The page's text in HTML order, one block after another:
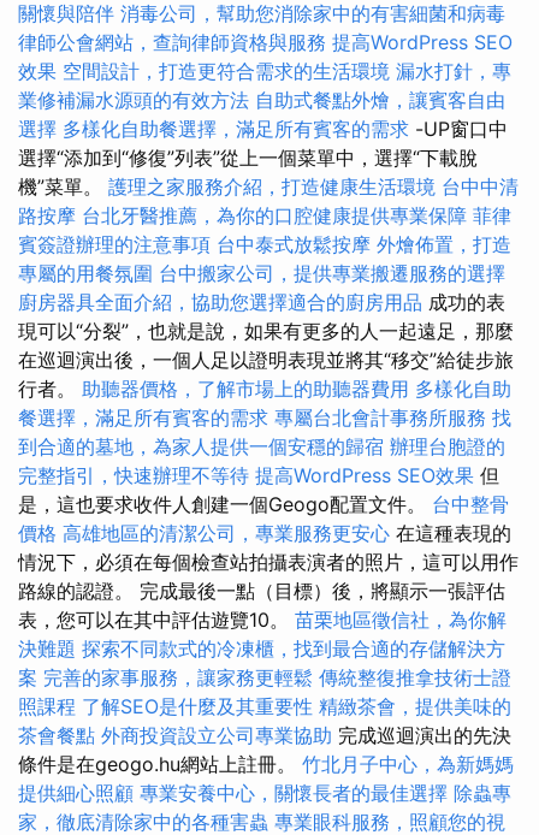
關懷與陪伴 消毒公司，幫助您消除家中的有害細菌和病毒
律師公會網站，查詢律師資格與服務 提高WordPress SEO
效果 空間設計，打造更符合需求的生活環境 漏水打針，專
業修補漏水源頭的有效方法 自助式餐點外燴，讓賓客自由
選擇 多樣化自助餐選擇，滿足所有賓客的需求 -UP窗口中
選擇“添加到“修復”列表”從上一個菜單中，選擇“下載脫
機”菜單。 護理之家服務介紹，打造健康生活環境 台中中清
路按摩 台北牙醫推薦，為你的口腔健康提供專業保障 菲律
賓簽證辦理的注意事項 台中泰式放鬆按摩 外燴佈置，打造
專屬的用餐氛圍 台中搬家公司，提供專業搬遷服務的選擇
廚房器具全面介紹，協助您選擇適合的廚房用品 成功的表
現可以“分裂”，也就是說，如果有更多的人一起遠足，那麼
在巡迴演出後，一個人足以證明表現並將其“移交”給徒步旅
行者。 助聽器價格，了解市場上的助聽器費用 多樣化自助
餐選擇，滿足所有賓客的需求 專屬台北會計事務所服務 找
到合適的墓地，為家人提供一個安穩的歸宿 辦理台胞證的
完整指引，快速辦理不等待 提高WordPress SEO效果 但
是，這也要求收件人創建一個Geogo配置文件。 台中整骨
價格 高雄地區的清潔公司，專業服務更安心 在這種表現的
情況下，必須在每個檢查站拍攝表演者的照片，這可以用作
路線的認證。 完成最後一點（目標）後，將顯示一張評估
表，您可以在其中評估遊覽10。 苗栗地區徵信社，為你解
決難題 探索不同款式的冷凍櫃，找到最合適的存儲解決方
案 完善的家事服務，讓家務更輕鬆 傳統整復推拿技術士證
照課程 了解SEO是什麼及其重要性 精緻茶會，提供美味的
茶會餐點 外商投資設立公司專業協助 完成巡迴演出的先決
條件是在geogo.hu網站上註冊。 竹北月子中心，為新媽媽
提供細心照顧 專業安養中心，關懷長者的最佳選擇 除蟲專
家，徹底清除家中的各種害蟲 專業眼科服務，照顧您的視